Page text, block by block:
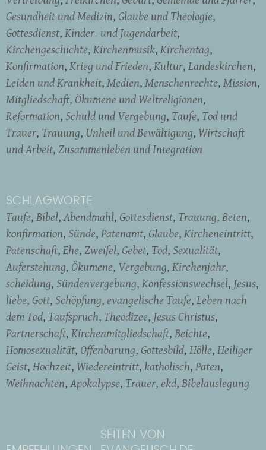
Gesundheit und Medizin Glaube und Theologie
Gottesdienst Kinder- und Jugendarbeit
Kirchengeschichte Kirchenmusik Kirchentag
Konfirmation Krieg und Frieden Kultur Landeskirchen
Leiden und Krankheit Medien Menschenrechte Mission
Mitgliedschaft Ökumene und Weltreligionen
Reformation Schuld und Vergebung Taufe Tod und
Trauer Trauung Unheil und Bewältigung Wirtschaft
und Arbeit Zusammenleben und Integration
SCHLAGWORTE
Taufe Bibel Abendmahl Gottesdienst Trauung Beten
konfirmation Sünde Patenamt Glaube Kircheneintritt
Patenschaft Ehe Zweifel Gebet Tod Sexualität
Auferstehung Ökumene Vergebung Kirchenjahr
scheidung Sündenvergebung Konfessionswechsel Jesus
liebe Gott Schöpfung evangelische Taufe Leben nach
dem Tod Taufspruch Theodizee Jesus Christus
Partnerschaft Kirchenmitgliedschaft Beichte
Homosexualität Offenbarung Gottesbild Hölle Heiliger
Geist Hochzeit Wiedereintritt katholisch Paten
Weihnachten Apokalypse Trauer ekd Bibelauslegung
SEITEN VON